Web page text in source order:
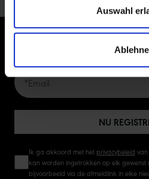
Auswahl
ABONNEER JE NU OP DE
NU
Ik ga akkoord met het privacybeleid van
kan worden ingetrokken op elk gewenst
bijvoorbeeld via de afmeldlink in elke